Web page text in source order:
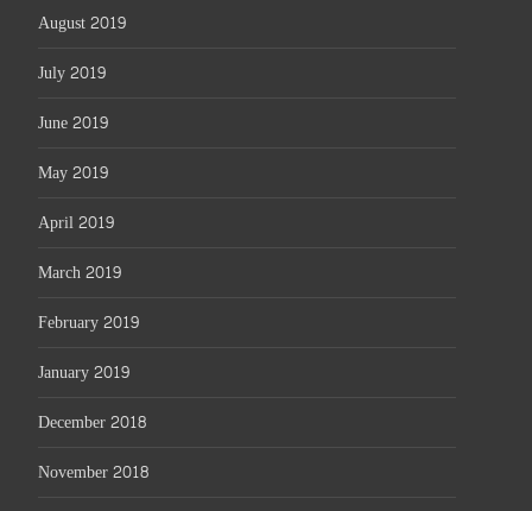
August 2019
July 2019
June 2019
May 2019
April 2019
March 2019
February 2019
January 2019
December 2018
November 2018